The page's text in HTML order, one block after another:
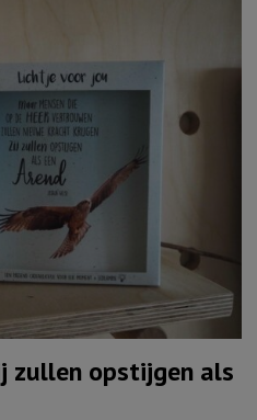
zullen opstijgen als